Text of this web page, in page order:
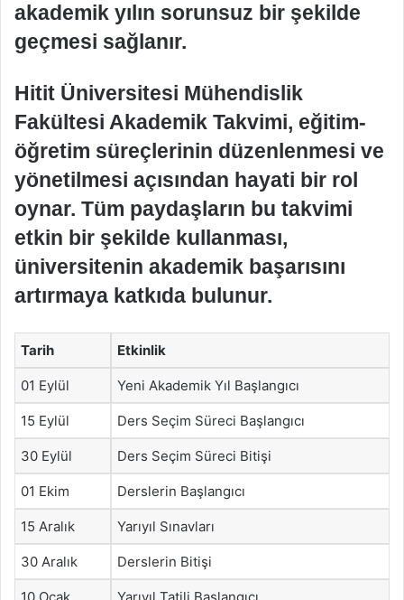
akademik yılın sorunsuz bir şekilde
geçmesi sağlanır.
Hitit Üniversitesi Mühendislik
Fakültesi Akademik Takvimi, eğitim-
öğretim süreçlerinin düzenlenmesi ve
yönetilmesi açısından hayati bir rol
oynar. Tüm paydaşların bu takvimi
etkin bir şekilde kullanması,
üniversitenin akademik başarısını
artırmaya katkıda bulunur.
Tarih Etkinlik
01 Eylül Yeni Akademik Yıl Başlangıcı
15 Eylül Ders Seçim Süreci Başlangıcı
30 Eylül Ders Seçim Süreci Bitişi
01 Ekim Derslerin Başlangıcı
15 Aralık Yarıyıl Sınavları
30 Aralık Derslerin Bitişi